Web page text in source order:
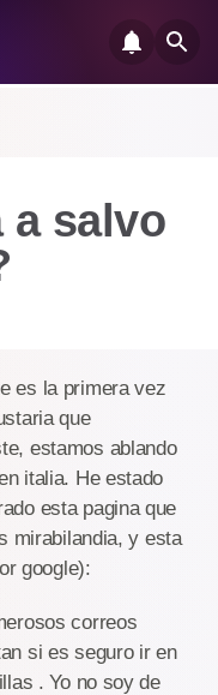
a salvo
es la primera vez
que
estamos ablando
italia. He estado
esta pagina que
mirabilandia, y esta
google):
correos
si es seguro ir en
. Yo no soy de